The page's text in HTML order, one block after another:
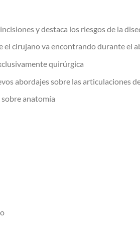
y destaca los riesgos de la
el cirujano va encontrando durante el
quirúrgica
abordajes sobre las articulaciones
sobre anatomía